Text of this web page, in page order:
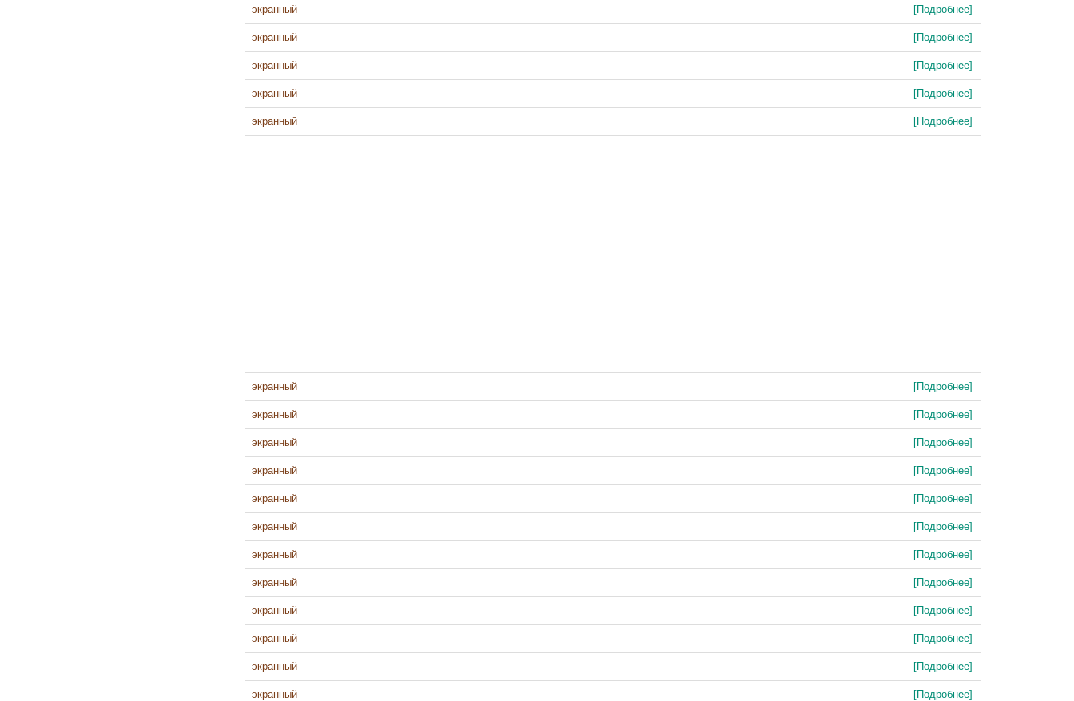
экранный [Подробнее]
экранный [Подробнее]
экранный [Подробнее]
экранный [Подробнее]
экранный [Подробнее]
экранный [Подробнее]
экранный [Подробнее]
экранный [Подробнее]
экранный [Подробнее]
экранный [Подробнее]
экранный [Подробнее]
экранный [Подробнее]
экранный [Подробнее]
экранный [Подробнее]
экранный [Подробнее]
экранный [Подробнее]
экранный [Подробнее]